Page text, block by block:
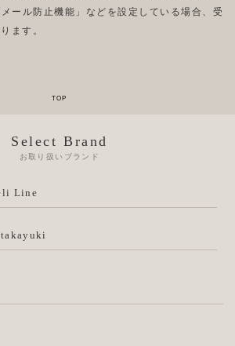
ール防止機能」などを設定している場合、受
ます。
Select Brand
お取り扱いブランド
Line